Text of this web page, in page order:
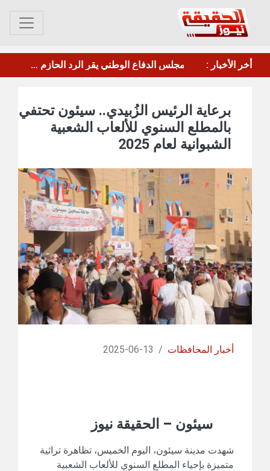
أخر الأخبار : مأرب.. الحوثي يقصف معسكر"صحن الجنّ" بالصواريخ والطائرات المسيرة
برعاية الرئيس الزُبيدي.. سيئون تحتفي
بالمطلع السنوي للألعاب الشعبية
الشبوانية لعام 2025
أخبار المحافظات /
13-06-2025
سيئون – الحقيقة نيوز
شهدت مدينة سيئون، اليوم الخميس، تظاهرة تراثية
متميزة بإحياء المطلع السنوي للألعاب الشعبية